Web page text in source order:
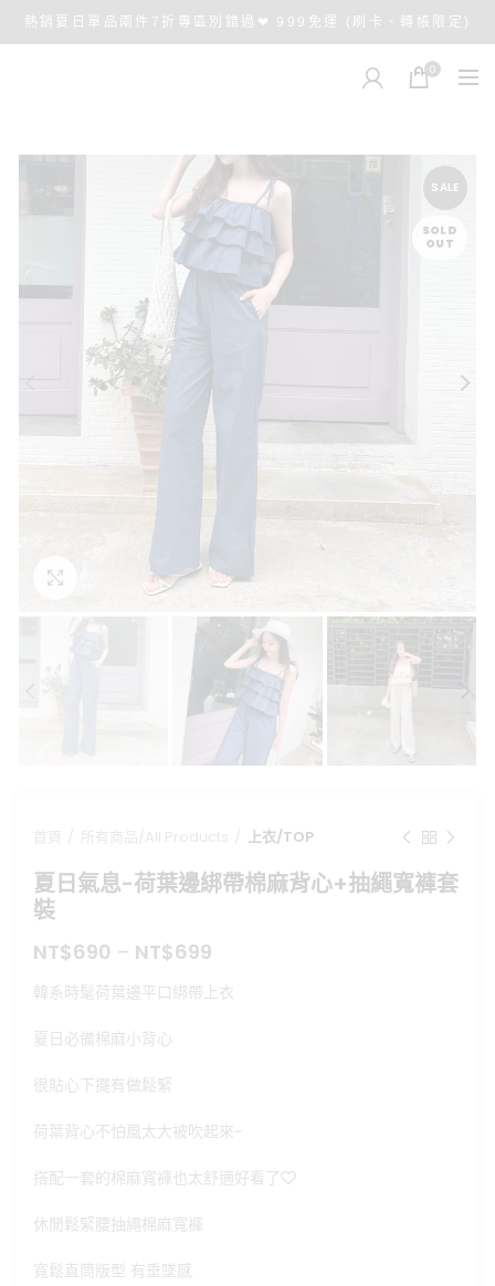
熱銷夏日單品兩件7折專區別錯過❤ 999免運 (刷卡、轉帳限定)
0
SALE
SOLD
OUT
上衣/TOP
夏日氣息-荷葉邊綁帶棉麻背心+抽繩寬褲套
裝
NT$690 – NT$699
韓系時髦荷葉邊平口綁帶上衣
夏日必備棉麻小背心
很貼心下擺有做鬆緊
荷葉背心不怕風太大被吹起來~
搭配一套的棉麻寬褲也太舒適好看了❤
休閒鬆緊腰抽繩棉麻寬褲
寬鬆直筒版型 有垂墜感